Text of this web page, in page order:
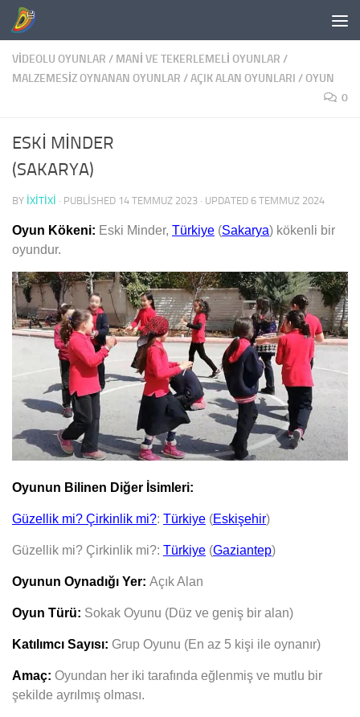
Skip to content
VIDEOLU OYUNLAR / MANI VE TEKERLEMELI OYUNLAR /
MALZEMESIZ OYNANAN OYUNLAR /AÇIK ALAN OYUNLARI /OYUN
0
ESKİ MİNDER
(SAKARYA)
BY IXITIXI · PUBLISHED 14 TEMMUZ 2023 · UPDATED 6 TEMMUZ 2024
Oyun Kökeni: Eski Minder, Türkiye (Sakarya) kökenli bir
oyundur.
Oyunun Bilinen Diğer İsimleri:
Güzellik mi? Çirkinlik mi?: Türkiye (Eskişehir)
Güzellik mi? Çirkinlik mi?: Türkiye (Gaziantep)
Oyunun Oynadığı Yer: Açık Alan
Oyun Türü: Sokak Oyunu (Düz ve geniş bir alan)
Katılımcı Sayısı: Grup Oyunu (En az 5 kişi ile oynanır)
Amaç: Oyundan her iki tarafında eğlenmiş ve mutlu bir
şekilde ayrılmış olması.